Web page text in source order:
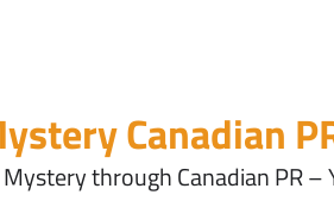
Canadian
through Canadian PR